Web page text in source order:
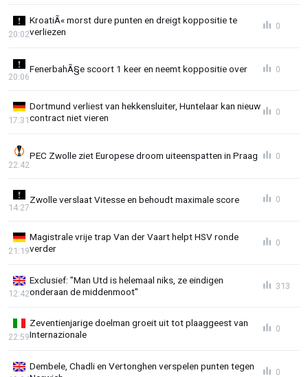
KroatiÃ« morst dure punten en dreigt koppositie te
verliezen
20:02
0
FenerbahÃ§e scoort 1 keer en neemt koppositie over
20:06
0
Dortmund verliest van hekkensluiter, Huntelaar kan nieuw
contract niet vieren
17:31
0
PEC Zwolle ziet Europese droom uiteenspatten in Praag
22:42
0
Zwolle verslaat Vitesse en behoudt maximale score
14:27
0
Magistrale vrije trap Van der Vaart helpt HSV ronde
verder
21:19
0
Exclusief: "Man Utd is helemaal niks, ze eindigen
onderaan de middenmoot"
12:42
313
Zeventienjarige doelman groeit uit tot plaaggeest van
Internazionale
22:59
0
Dembele, Chadli en Vertonghen verspelen punten tegen
0